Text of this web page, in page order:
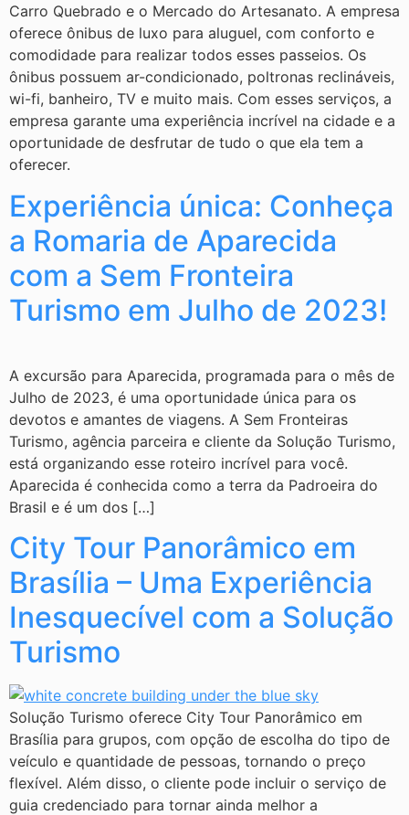
Carro Quebrado e o Mercado do Artesanato. A empresa
oferece ônibus de luxo para aluguel, com conforto e
comodidade para realizar todos esses passeios. Os
ônibus possuem ar-condicionado, poltronas reclináveis,
wi-fi, banheiro, TV e muito mais. Com esses serviços, a
empresa garante uma experiência incrível na cidade e a
oportunidade de desfrutar de tudo o que ela tem a
oferecer.
Experiência única: Conheça
a Romaria de Aparecida
com a Sem Fronteira
Turismo em Julho de 2023!
A excursão para Aparecida, programada para o mês de
Julho de 2023, é uma oportunidade única para os
devotos e amantes de viagens. A Sem Fronteiras
Turismo, agência parceira e cliente da Solução Turismo,
está organizando esse roteiro incrível para você.
Aparecida é conhecida como a terra da Padroeira do
Brasil e é um dos […]
City Tour Panorâmico em
Brasília – Uma Experiência
Inesquecível com a Solução
Turismo
Solução Turismo oferece City Tour Panorâmico em
Brasília para grupos, com opção de escolha do tipo de
veículo e quantidade de pessoas, tornando o preço
flexível. Além disso, o cliente pode incluir o serviço de
guia credenciado para tornar ainda melhor a